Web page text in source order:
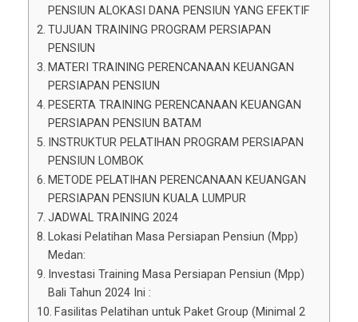
PENSIUN ALOKASI DANA PENSIUN YANG EFEKTIF
TUJUAN TRAINING PROGRAM PERSIAPAN
PENSIUN
MATERI TRAINING PERENCANAAN KEUANGAN
PERSIAPAN PENSIUN
PESERTA TRAINING PERENCANAAN KEUANGAN
PERSIAPAN PENSIUN BATAM
INSTRUKTUR PELATIHAN PROGRAM PERSIAPAN
PENSIUN LOMBOK
METODE PELATIHAN PERENCANAAN KEUANGAN
PERSIAPAN PENSIUN KUALA LUMPUR
JADWAL TRAINING 2024
Lokasi Pelatihan Masa Persiapan Pensiun (Mpp)
Medan:
Investasi Training Masa Persiapan Pensiun (Mpp)
Bali Tahun 2024 Ini :
Fasilitas Pelatihan untuk Paket Group (Minimal 2